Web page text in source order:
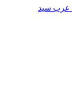
عرب سيد